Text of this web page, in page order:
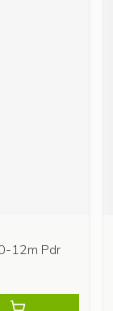
12m Pdr